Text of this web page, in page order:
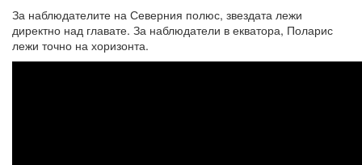
За наблюдателите на Северния полюс, звездата лежи
директно над главате. За наблюдатели в екватора, Поларис
лежи точно на хоризонта.